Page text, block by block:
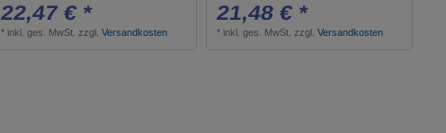
22,47 € *
* inkl. ges. MwSt. zzgl.Versandkosten
21,48 € *
* inkl. ges. MwSt. zzgl.Versandkosten